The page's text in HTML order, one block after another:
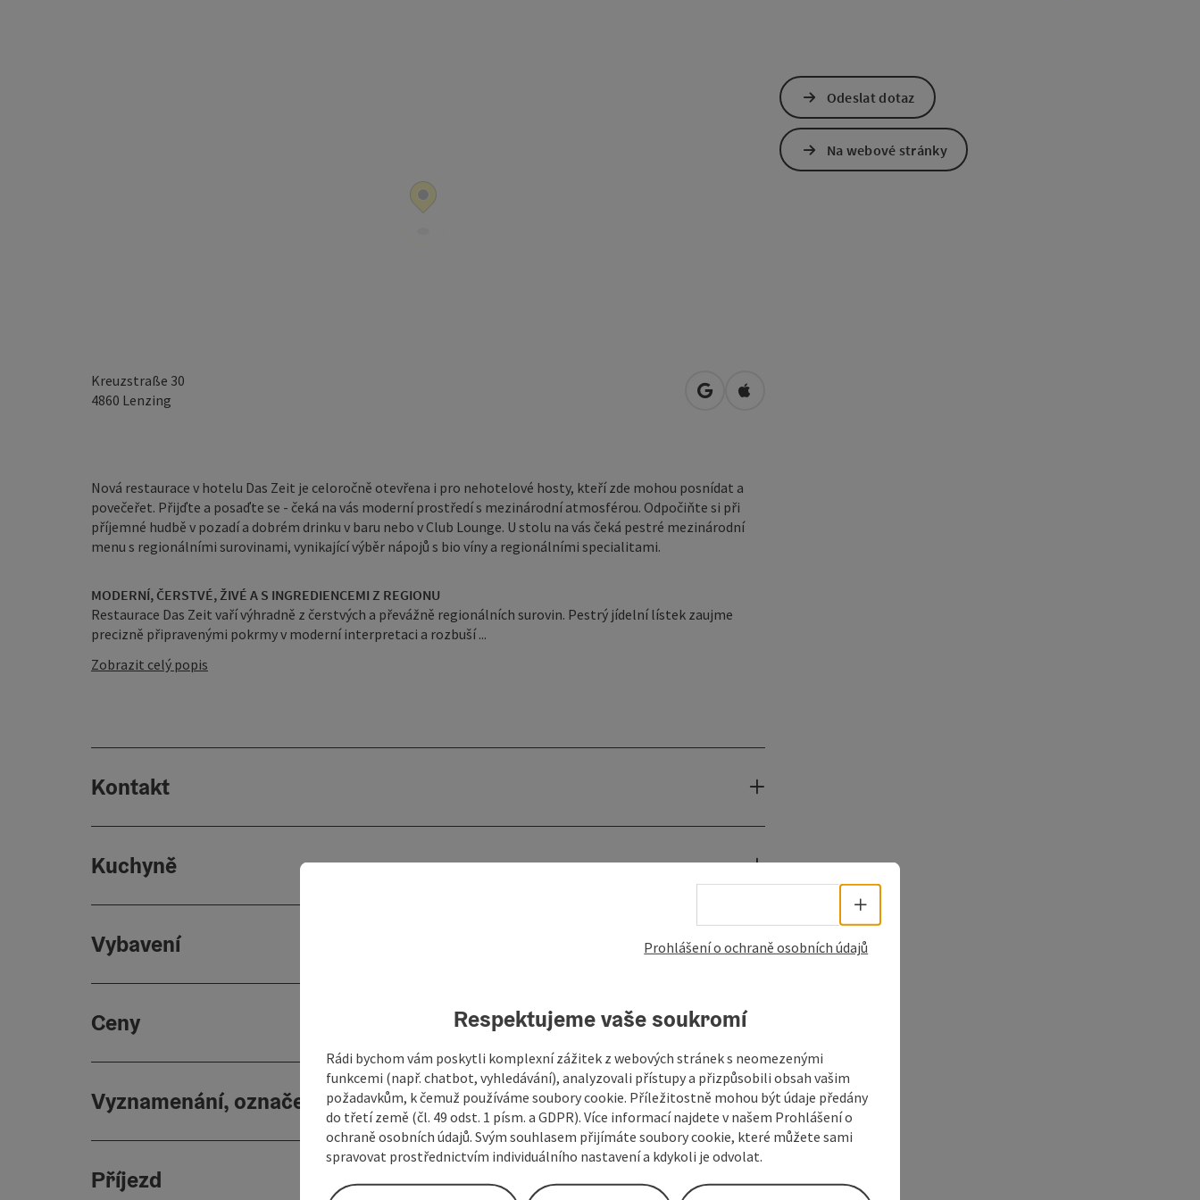
Kreuzstraße 30
4860 Lenzing Otevřít v Mapách Google
Otevřít v Mapách Apple
Nová restaurace v hotelu Das Zeit je celoročně otevřena i pro nehotelové hosty, kteří zde mohou posnídat a
povečeřet. Přijďte a posaďte se - čeká na vás moderní prostředí s mezinárodní atmosférou. Odpočiňte si při
příjemné hudbě v pozadí a dobrém drinku v baru nebo v Club Lounge. U stolu na vás čeká pestré mezinárodní
menu s regionálními surovinami, vynikající výběr nápojů s bio víny a regionálními specialitami.
MODERNÍ, ČERSTVÉ, ŽIVÉ A S INGREDIENCEMI Z REGIONU
Restaurace Das Zeit vaří výhradně z čerstvých a převážně regionálních surovin. Pestrý jídelní lístek zaujme
precizně připravenými pokrmy v moderní interpretaci a rozbuší ...
Zobrazit celý popis
Kontakt
Kuchyně
Vybavení
Ceny
Vyznamenání, označení
Příjezd
Odeslat dotaz
Na webové stránky
Volba jazyka - Otevřít menu
Prohlášení o ochraně osobních údajů
Respektujeme vaše soukromí
Rádi bychom vám poskytli komplexní zážitek z webových stránek s neomezenými
funkcemi (např. chatbot, vyhledávání), analyzovali přístupy a přizpůsobili obsah vašim
požadavkům, k čemuž používáme soubory cookie. Příležitostně mohou být údaje předány
do třetí země (čl. 49 odst. 1 písm. a GDPR). Více informací najdete v našem Prohlášení o
ochraně osobních údajů. Svým souhlasem přijímáte soubory cookie, které můžete sami
spravovat prostřednictvím individuálního nastavení a kdykoli je odvolat.